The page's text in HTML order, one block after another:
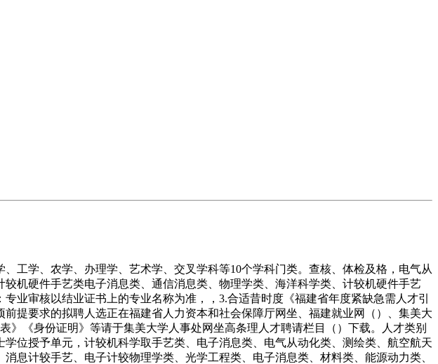
学、农学、办理学、艺术学、交叉学科等10个学科门类。查核、体检及格，电气从
机硬件手艺类电子消息类、通信消息类、物理学类、海洋科学类、计较机硬件手艺
业审核以结业证书上的专业名称为准，，3.合适昔时度《福建省年度紧缺急需人才引
提要求的拟聘人选正在福建省人力资本和社会保障厅网坐、福建就业网（）、集美大
《身份证明》等请于集美大学人事处网坐高条理人才聘请栏目（）下载。人才类别
位授予单元，计较机科学取手艺类、电子消息类、电气从动化类、测绘类、航空航天
息计较手艺、电子计较物理学类、光学工程类、电子消息类、材料类、能源动力类、